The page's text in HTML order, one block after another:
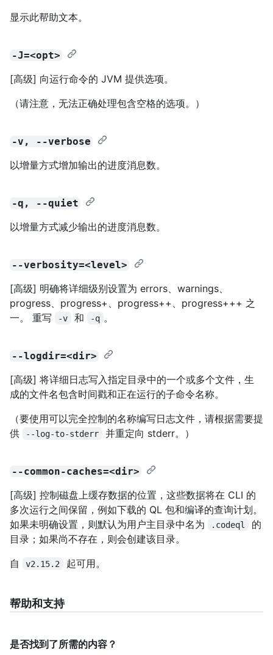
显示此帮助文本。
-J=<opt>
[高级] 向运行命令的 JVM 提供选项。
（请注意，无法正确处理包含空格的选项。）
-v, --verbose
以增量方式增加输出的进度消息数。
-q, --quiet
以增量方式减少输出的进度消息数。
--verbosity=<level>
[高级] 明确将详细级别设置为 errors、warnings、
progress、progress+、progress++、progress+++ 之
一。 重写
-v 和 -q 。
--logdir=<dir>
[高级] 将详细日志写入指定目录中的一个或多个文件，生
成的文件名包含时间戳和正在运行的子命令名称。
（要使用可以完全控制的名称编写日志文件，请根据需要提
供
--log-to-stderr 并重定向 stderr。）
--common-caches=<dir>
[高级] 控制磁盘上缓存数据的位置，这些数据将在 CLI 的
多次运行之间保留，例如下载的 QL 包和编译的查询计划。
如果未明确设置，则默认为用户主目录中名为
.codeql
的
目录；如果尚不存在，则会创建该目录。
自
v2.15.2 起可用。
帮助和支持
是否找到了所需的内容？